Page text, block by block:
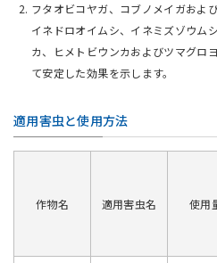
フタオビコヤガ、コブノメイガおよ
イネドロオイムシ、イネミズゾウム
カ、ヒメトビウンカおよびツマグロ
て安定した効果を示します。
適用害虫と使用方法
作物名 適用害虫名 使用